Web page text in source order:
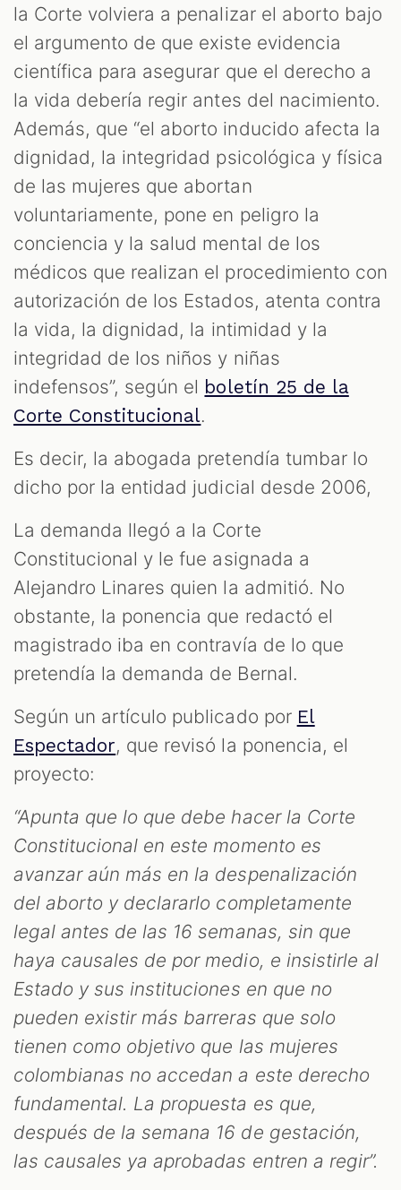
la Corte volviera a penalizar el aborto bajo
el argumento de que existe evidencia
científica para asegurar que el derecho a
la vida debería regir antes del nacimiento.
Además, que “el aborto inducido afecta la
dignidad, la integridad psicológica y física
de las mujeres que abortan
voluntariamente, pone en peligro la
conciencia y la salud mental de los
médicos que realizan el procedimiento con
autorización de los Estados, atenta contra
la vida, la dignidad, la intimidad y la
integridad de los niños y niñas
indefensos”, según el boletín 25 de la
Corte Constitucional.
Es decir, la abogada pretendía tumbar lo
dicho por la entidad judicial desde 2006,
La demanda llegó a la Corte
Constitucional y le fue asignada a
Alejandro Linares quien la admitió. No
obstante, la ponencia que redactó el
magistrado iba en contravía de lo que
pretendía la demanda de Bernal.
Según un artículo publicado por El
Espectador, que revisó la ponencia, el
proyecto:
“Apunta que lo que debe hacer la Corte
Constitucional en este momento es
avanzar aún más en la despenalización
del aborto y declararlo completamente
legal antes de las 16 semanas, sin que
haya causales de por medio, e insistirle al
Estado y sus instituciones en que no
pueden existir más barreras que solo
tienen como objetivo que las mujeres
colombianas no accedan a este derecho
fundamental. La propuesta es que,
después de la semana 16 de gestación,
las causales ya aprobadas entren a regir”.